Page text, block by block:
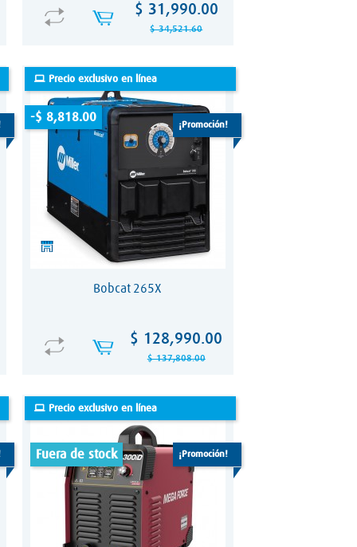
$ 31,990.00
Precio
base$ 34,521.60
Precio
Bobcat 265X
$ 128,990.00
Precio
base$ 137,808.00
-$ 8,818.00
Precio
Precio exclusivo en línea
¡promoción!
Precio exclusivo en línea
¡promoción!
fuera de stock